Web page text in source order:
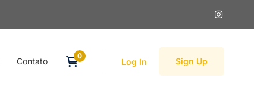
Contato Log In Sign Up